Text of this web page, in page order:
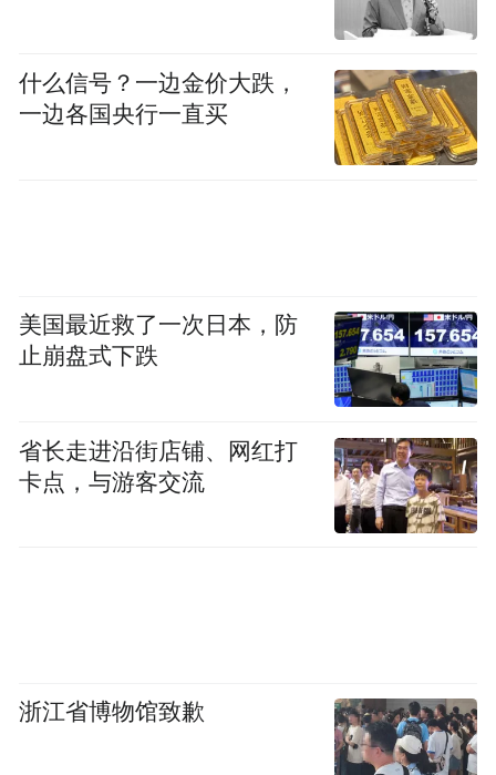
什么信号？一边金价大跌，
一边各国央行一直买
美国最近救了一次日本，防
止崩盘式下跌
省长走进沿街店铺、网红打
卡点，与游客交流
浙江省博物馆致歉